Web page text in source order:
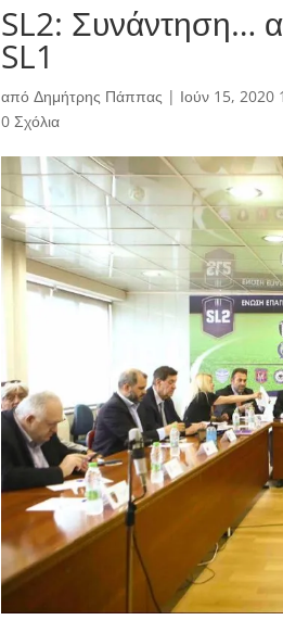
SL2: Συνάντηση…
SL1
από Δημήτρης Πάππας | Ιούν 15, 2020
0 Σχόλια